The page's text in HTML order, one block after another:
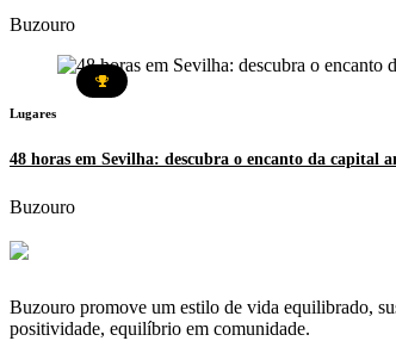
Buzouro
Lugares
48 horas em Sevilha: descubra o encanto da capital
Buzouro
Buzouro promove um estilo de vida equilibrado,
positividade, equilíbrio em comunidade.